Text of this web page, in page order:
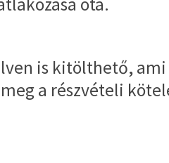
is kitölthető, ami
a részvételi